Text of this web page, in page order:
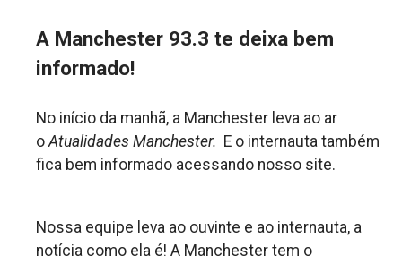
A Manchester 93.3 te deixa bem
informado!
No início da manhã, a Manchester leva ao ar
oAtualidades Manchester. E o internauta também
fica bem informado acessando nosso site.
Nossa equipe leva ao ouvinte e ao internauta, a
notícia como ela é! A Manchester tem o